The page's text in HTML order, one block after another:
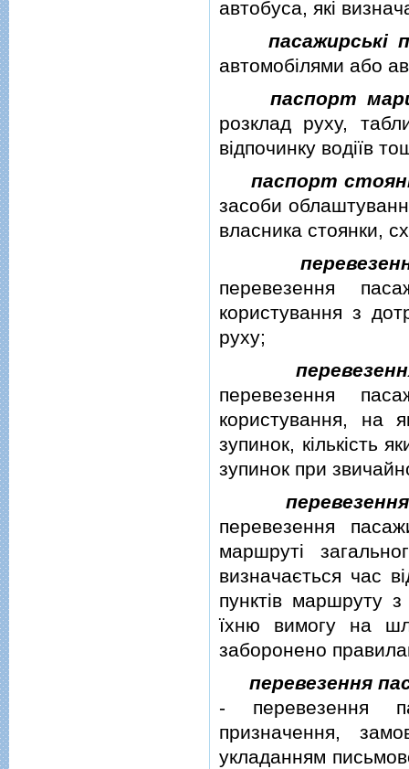
автобуса, якi
пасажирськi
автомобiлями або
паспорт
розклад руху,
вiдпочинку водiїв
паспорт
засоби
власника стоянки,
перевезення
користування з
руху;
перевезення
користування, на
зупинок, кiлькiсть
зупинок при
перевезення
маршрутi
визначається час
пунктiв маршруту
їхню вимогу на
заборонено
перевезення
- перевезення
призначення,
укладанням